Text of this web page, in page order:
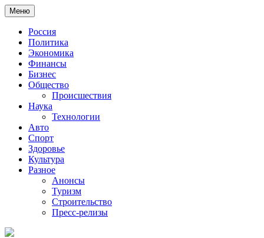
Меню
Россия
Политика
Экономика
Финансы
Бизнес
Общество
Происшествия
Наука
Технологии
Авто
Спорт
Здоровье
Культура
Разное
Анонсы
Туризм
Строительство
Пресс-релизы